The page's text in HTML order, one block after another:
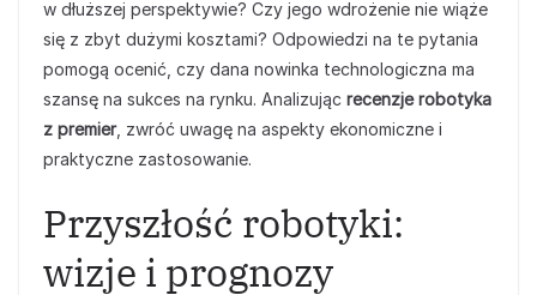
w dłuższej perspektywie? Czy jego wdrożenie nie wiąże
się z zbyt dużymi kosztami? Odpowiedzi na te pytania
pomogą ocenić, czy dana nowinka technologiczna ma
szansę na sukces na rynku. Analizując recenzje robotyka
z premier, zwróć uwagę na aspekty ekonomiczne i
praktyczne zastosowanie.
Przyszłość robotyki:
wizje i prognozy